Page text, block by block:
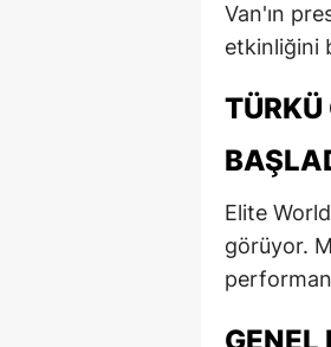
Van'ın
etkinliğini
TÜRKÜ
Elite
görüyor.